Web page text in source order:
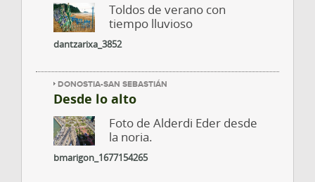
Toldos de verano con
tiempo lluvioso
dantzarixa_3852
DONOSTIA-SAN SEBASTIÁN
Desde lo alto
Foto de Alderdi Eder desde
la noria.
bmarigon_1677154265